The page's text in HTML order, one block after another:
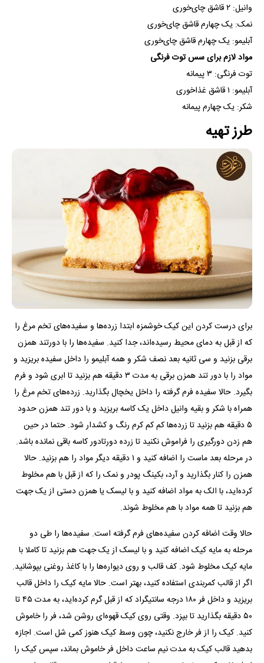
وانیل: ۲ قاشق چای‌خوری
نمک: یک چهارم قاشق چای‌خوری
آبلیمو: یک چهارم قاشق چای‌خوری
مواد لازم برای سس توت فرنگی
توت فرنگی: ۳ پیمانه
آبلیمو: ۱ قاشق غذاخوری
شکر: یک چهارم پیمانه
طرز تهیه
برای درست کردن این کیک خوشمزه ابتدا زرده‌ها و سفیده‌های تخم مرغ را
که از قبل به دمای محیط رسیده‌اند، جدا کنید. سفیده‌ها را با دورتند همزن
برقی بزنید و سی ثانیه بعد نصف شکر و همه آبلیمو را داخل سفیده بریزید و
مواد را با دور تند همزن برقی به مدت ۳ دقیقه هم بزنید تا ابری شود و فرم
بگیرد. حالا سفیده فرم گرفته را داخل یخچال بگذارید. زرده‌های تخم مرغ را
همراه با شکر و بقیه وانیل داخل یک کاسه بریزید و با دور تند همزن حدود
۵ دقیقه هم بزنید تا زرده‌ها کم کم کرم رنگ و کشدار شود. حتما در حین
هم زدن دورگیری را فراموش نکنید تا زرده دورتادور کاسه باقی نمانده باشد.
در مرحله بعد ماست را اضافه کنید و ۱ دقیقه دیگر مواد را هم بزنید. حالا
همزن را کنار بگذارید و آرد، بکینگ پودر و نمک را که از قبل با هم مخلوط
کرده‌اید، با الک به مواد اضافه کنید و با لیسک یا همزن دستی از یک جهت
هم بزنید تا همه مواد با هم مخلوط شوند.
حالا وقت اضافه کردن سفیده‌های فرم گرفته است. سفیده‌ها را طی دو
مرحله به مایه کیک اضافه کنید و با لیسک از یک جهت هم بزنید تا کاملا با
مایه کیک مخلوط شود. کف قالب و روی دیواره‌ها را با کاغذ روغنی بپوشانید.
اگر از قالب کمربندی استفاده کنید، بهتر است. حالا مایه کیک را داخل قالب
بریزید و داخل فر ۱۸۰ درجه سانتیگراد که از قبل گرم کرده‌اید، به مدت ۴۵ تا
۵۰ دقیقه بگذارید تا بپزد. وقتی روی کیک قهوه‌ای روشن شد، فر را خاموش
کنید. کیک را از فر خارج نکنید، چون وسط کیک هنوز کمی شل است. اجازه
بدهید قالب کیک به مدت نیم ساعت داخل فر خاموش بماند، سپس کیک را